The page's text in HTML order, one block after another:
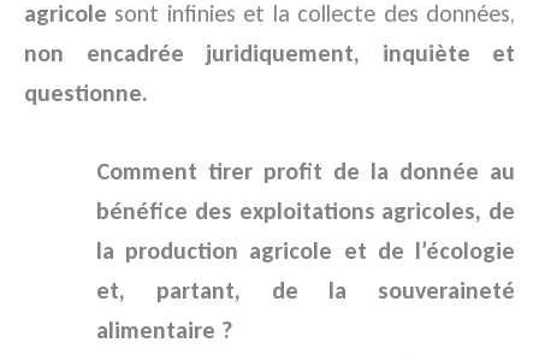
agricole sont infinies et la collecte des données,
non encadrée juridiquement, inquiète et
questionne.
Comment tirer profit de la donnée au
bénéfice des exploitations agricoles, de
la production agricole et de l’écologie
et, partant, de la souveraineté
alimentaire ?